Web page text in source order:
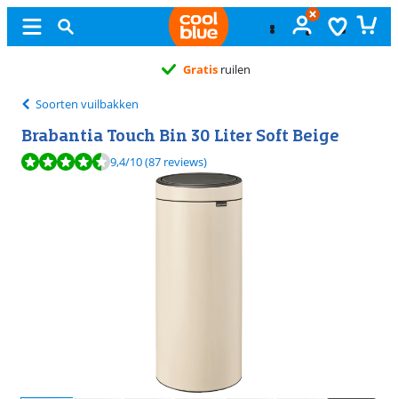
Gratis ruilen
Soorten vuilbakken
Brabantia Touch Bin 30 Liter Soft Beige
Beoordeling is 9,4 van de 10, gebaseerd op 87 reviews.
9,4/10(87 reviews)